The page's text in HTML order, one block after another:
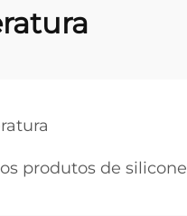
produtos de silicone